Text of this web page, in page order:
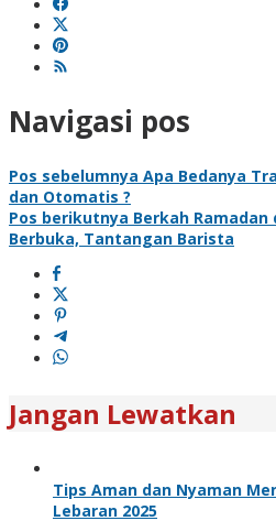
Navigasi pos
Pos sebelumnya Apa Bedanya
dan Otomatis ?
Pos berikutnya Berkah Ramadan
Berbuka, Tantangan Barista
Jangan Lewatkan
Tips Aman dan Nyaman
Lebaran 2025